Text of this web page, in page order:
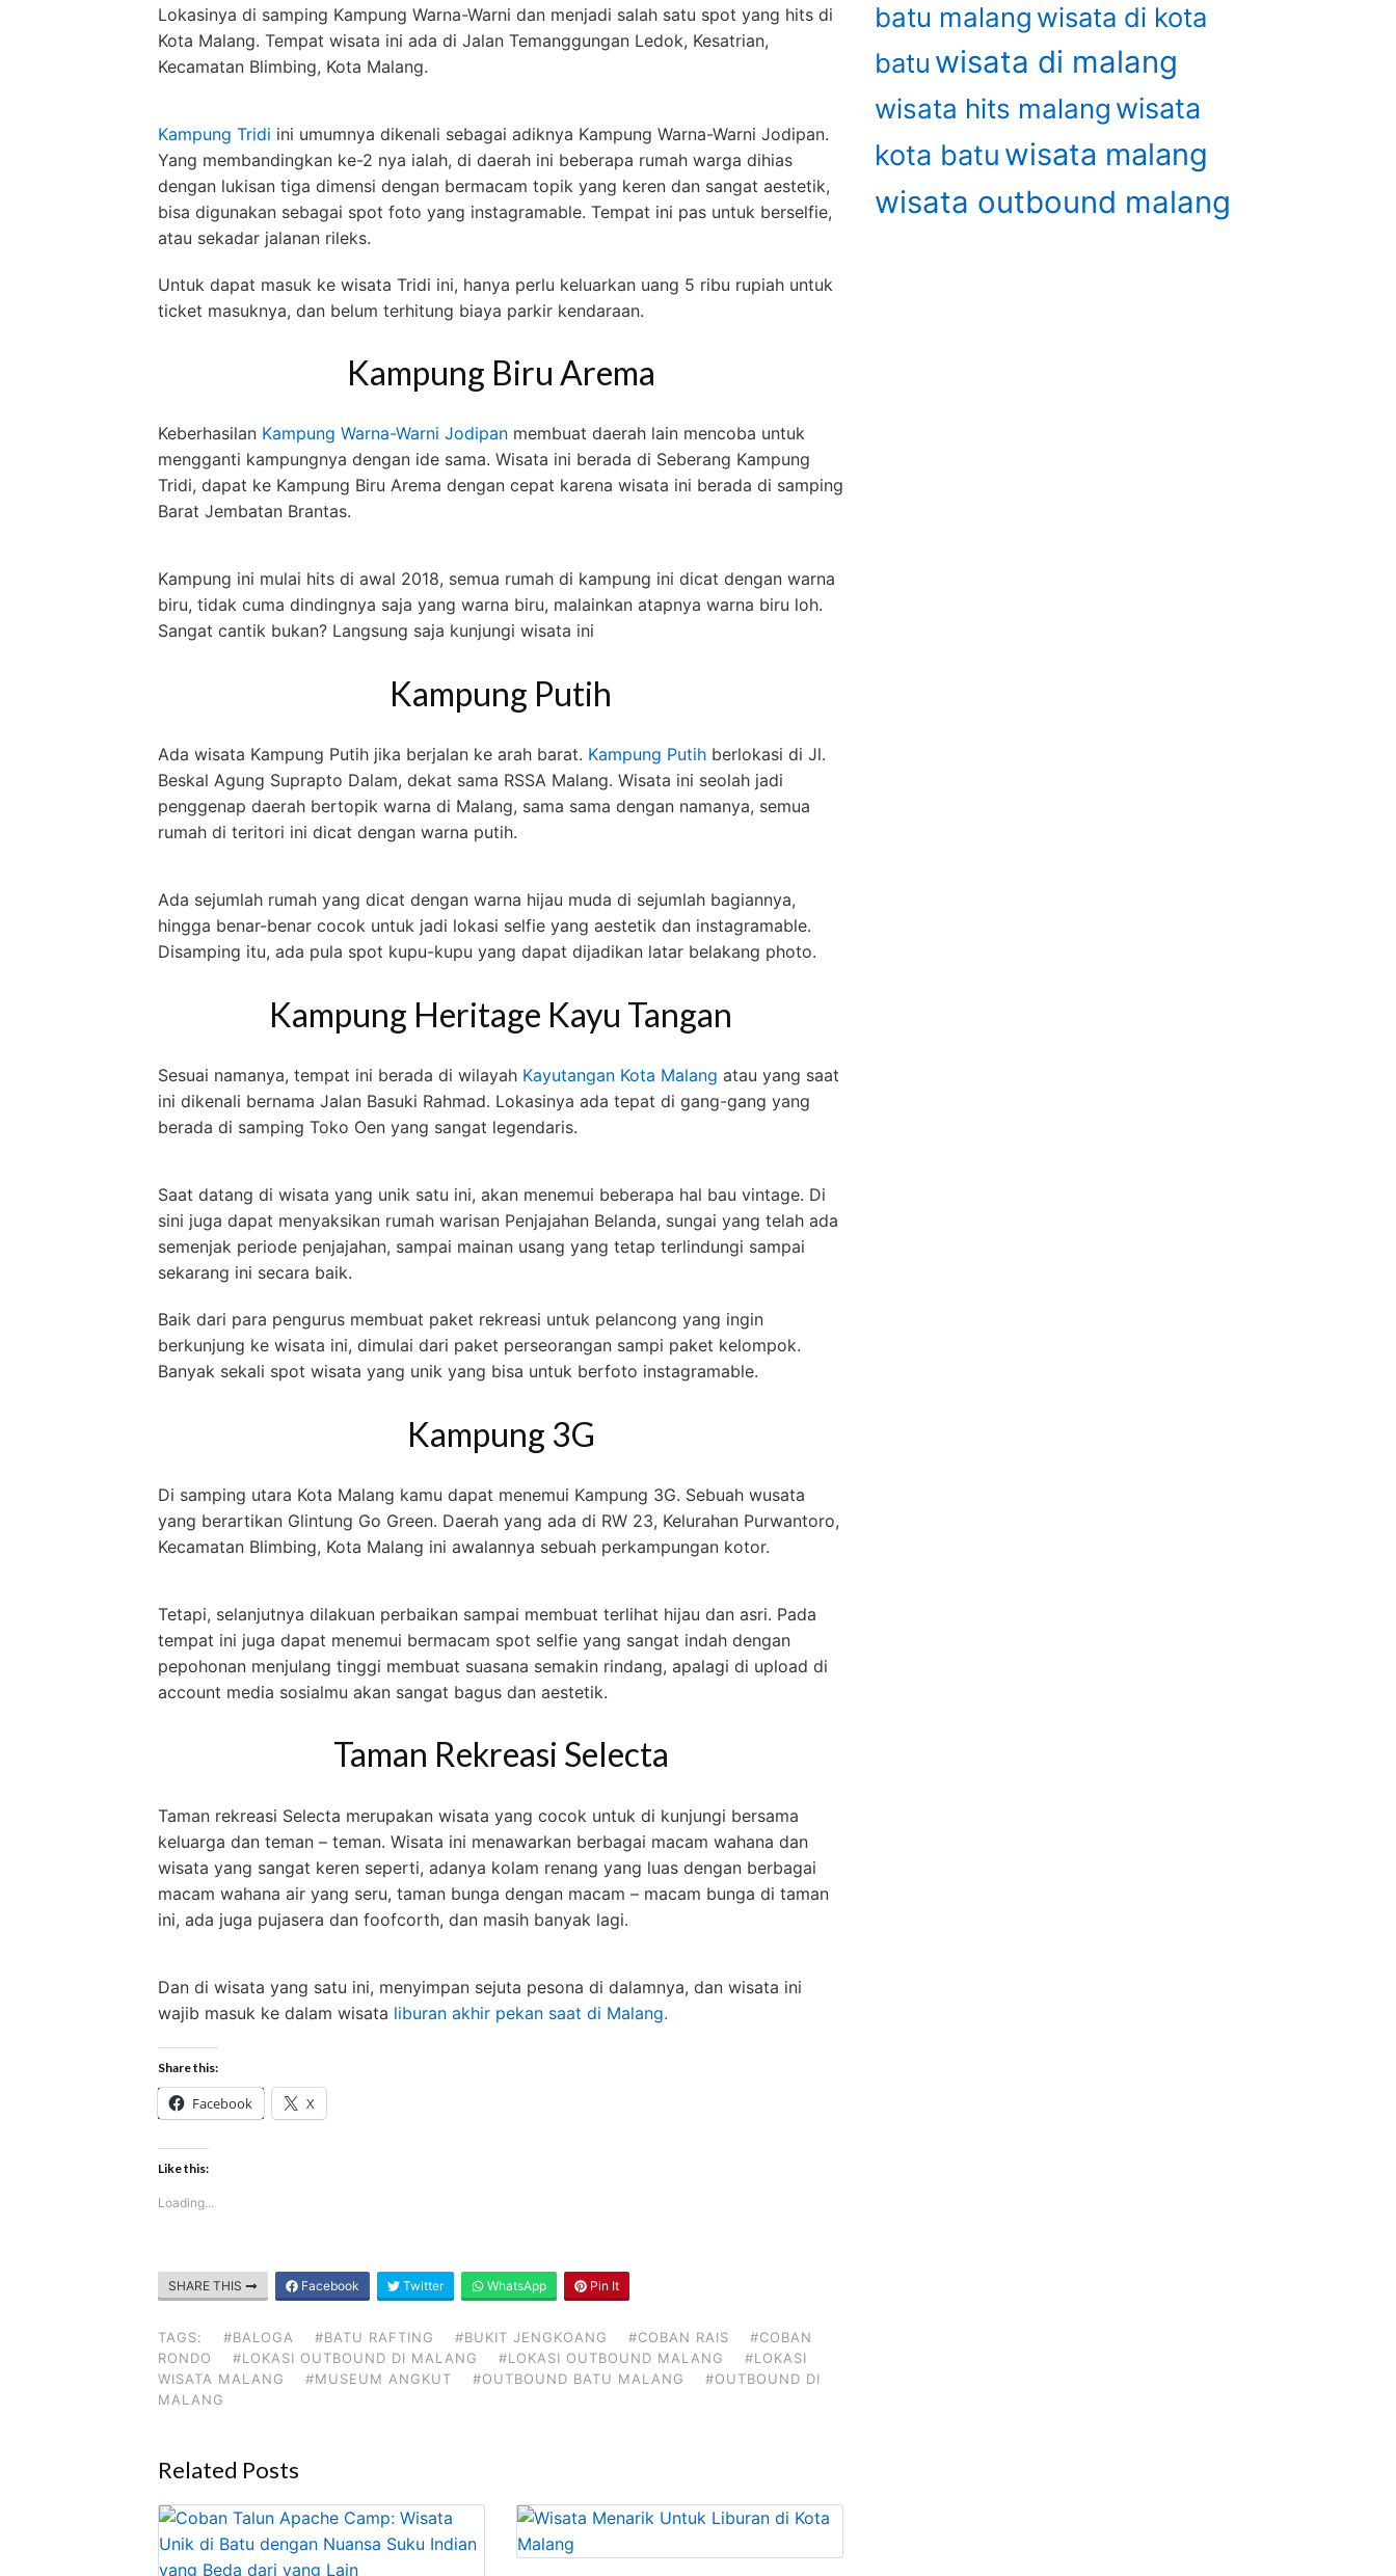
Lokasinya di samping Kampung Warna-Warni dan menjadi salah satu spot yang hits di
Kota Malang. Tempat wisata ini ada di Jalan Temanggungan Ledok, Kesatrian,
Kecamatan Blimbing, Kota Malang.
Kampung Tridi ini umumnya dikenali sebagai adiknya Kampung Warna-Warni Jodipan.
Yang membandingkan ke-2 nya ialah, di daerah ini beberapa rumah warga dihias
dengan lukisan tiga dimensi dengan bermacam topik yang keren dan sangat aestetik,
bisa digunakan sebagai spot foto yang instagramable. Tempat ini pas untuk berselfie,
atau sekadar jalanan rileks.
Untuk dapat masuk ke wisata Tridi ini, hanya perlu keluarkan uang 5 ribu rupiah untuk
ticket masuknya, dan belum terhitung biaya parkir kendaraan.
Kampung Biru Arema
Keberhasilan Kampung Warna-Warni Jodipan membuat daerah lain mencoba untuk
mengganti kampungnya dengan ide sama. Wisata ini berada di Seberang Kampung
Tridi, dapat ke Kampung Biru Arema dengan cepat karena wisata ini berada di samping
Barat Jembatan Brantas.
Kampung ini mulai hits di awal 2018, semua rumah di kampung ini dicat dengan warna
biru, tidak cuma dindingnya saja yang warna biru, malainkan atapnya warna biru loh.
Sangat cantik bukan? Langsung saja kunjungi wisata ini
Kampung Putih
Ada wisata Kampung Putih jika berjalan ke arah barat. Kampung Putih berlokasi di Jl.
Beskal Agung Suprapto Dalam, dekat sama RSSA Malang. Wisata ini seolah jadi
penggenap daerah bertopik warna di Malang, sama sama dengan namanya, semua
rumah di teritori ini dicat dengan warna putih.
Ada sejumlah rumah yang dicat dengan warna hijau muda di sejumlah bagiannya,
hingga benar-benar cocok untuk jadi lokasi selfie yang aestetik dan instagramable.
Disamping itu, ada pula spot kupu-kupu yang dapat dijadikan latar belakang photo.
Kampung Heritage Kayu Tangan
Sesuai namanya, tempat ini berada di wilayah Kayutangan Kota Malang atau yang saat
ini dikenali bernama Jalan Basuki Rahmad. Lokasinya ada tepat di gang-gang yang
berada di samping Toko Oen yang sangat legendaris.
Saat datang di wisata yang unik satu ini, akan menemui beberapa hal bau vintage. Di
sini juga dapat menyaksikan rumah warisan Penjajahan Belanda, sungai yang telah ada
semenjak periode penjajahan, sampai mainan usang yang tetap terlindungi sampai
sekarang ini secara baik.
Baik dari para pengurus membuat paket rekreasi untuk pelancong yang ingin
berkunjung ke wisata ini, dimulai dari paket perseorangan sampi paket kelompok.
Banyak sekali spot wisata yang unik yang bisa untuk berfoto instagramable.
Kampung 3G
Di samping utara Kota Malang kamu dapat menemui Kampung 3G. Sebuah wusata
yang berartikan Glintung Go Green. Daerah yang ada di RW 23, Kelurahan Purwantoro,
Kecamatan Blimbing, Kota Malang ini awalannya sebuah perkampungan kotor.
Tetapi, selanjutnya dilakuan perbaikan sampai membuat terlihat hijau dan asri. Pada
tempat ini juga dapat menemui bermacam spot selfie yang sangat indah dengan
pepohonan menjulang tinggi membuat suasana semakin rindang, apalagi di upload di
account media sosialmu akan sangat bagus dan aestetik.
Taman Rekreasi Selecta
Taman rekreasi Selecta merupakan wisata yang cocok untuk di kunjungi bersama
keluarga dan teman – teman. Wisata ini menawarkan berbagai macam wahana dan
wisata yang sangat keren seperti, adanya kolam renang yang luas dengan berbagai
macam wahana air yang seru, taman bunga dengan macam – macam bunga di taman
ini, ada juga pujasera dan foofcorth, dan masih banyak lagi.
Dan di wisata yang satu ini, menyimpan sejuta pesona di dalamnya, dan wisata ini
wajib masuk ke dalam wisata liburan akhir pekan saat di Malang.
Share this:
Facebook X
Like this:
Loading...
SHARE THIS Facebook Twitter WhatsApp Pin It
TAGS: #BALOGA #BATU RAFTING #BUKIT JENGKOANG #COBAN RAIS
#COBAN
RONDO
#LOKASI OUTBOUND DI MALANG #LOKASI OUTBOUND MALANG
#LOKASI
WISATA MALANG
#MUSEUM ANGKUT #OUTBOUND BATU MALANG
#OUTBOUND DI
MALANG
Related Posts
batu malang wisata di kota
batu wisata di malang
wisata hits malang wisata
kota batu wisata malang
wisata outbound malang